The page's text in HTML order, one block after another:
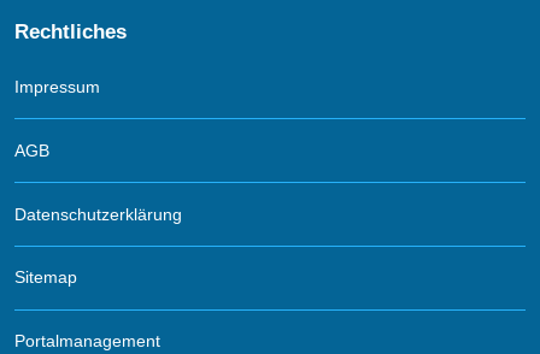
Rechtliches
Impressum
AGB
Datenschutzerklärung
Sitemap
Portalmanagement